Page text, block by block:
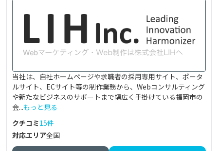
当社は、自社ホームページや求職者の採用専用サイト、ポータ
ルサイト、ECサイト等の制作業務から、Webコンサルティング
や新たなビジネスのサポートまで幅広く手掛けている福岡市の
会...もっと見る
クチコミ15件
対応エリア全国